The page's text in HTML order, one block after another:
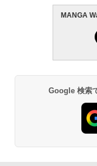
MANGA
Google 検索